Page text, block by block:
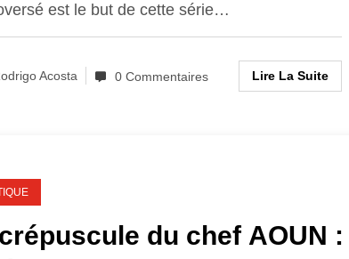
est le but de cette série…
Acosta 0 Commentaires Lire La Suite
du chef AOUN :